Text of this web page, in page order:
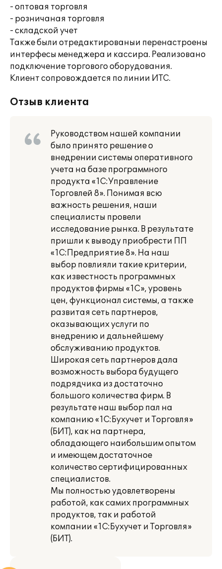
- оптовая торговля
- розничаная торговля
- складской учет
Также были отредактированыи перенастроены
интерфесы менеджера и кассира. Реализовано
подключение торгового оборудования.
Клиент сопровождается по линии ИТС.
Отзыв клиента
Руководством нашей компании
было принято решение о
внедрении системы оперативного
учета на базе программного
продукта «1С:Управление
Торговлей 8». Понимая всю
важность решения, наши
специалисты провели
исследование рынка. В результате
пришли к выводу приобрести ПП
«1С:Предприятие 8». На наш
выбор повлияли такие критерии,
как известность программных
продуктов фирмы «1С», уровень
цен, функционал системы, а также
развитая сеть партнеров,
оказывающих услуги по
внедрению и дальнейшему
обслуживанию продуктов.
Широкая сеть партнеров дала
возможность выбора будущего
подрядчика из достаточно
большого количества фирм. В
результате наш выбор пал на
компанию «1С:Бухучет и Торговля»
(БИТ), как на партнера,
обладающего наибольшим опытом
и имеющем достаточное
количество сертифицированных
специалистов.
Мы полностью удовлетворены
работой, как самих программных
продуктов, так и работой
компании «1С:Бухучет и Торговля»
(БИТ).